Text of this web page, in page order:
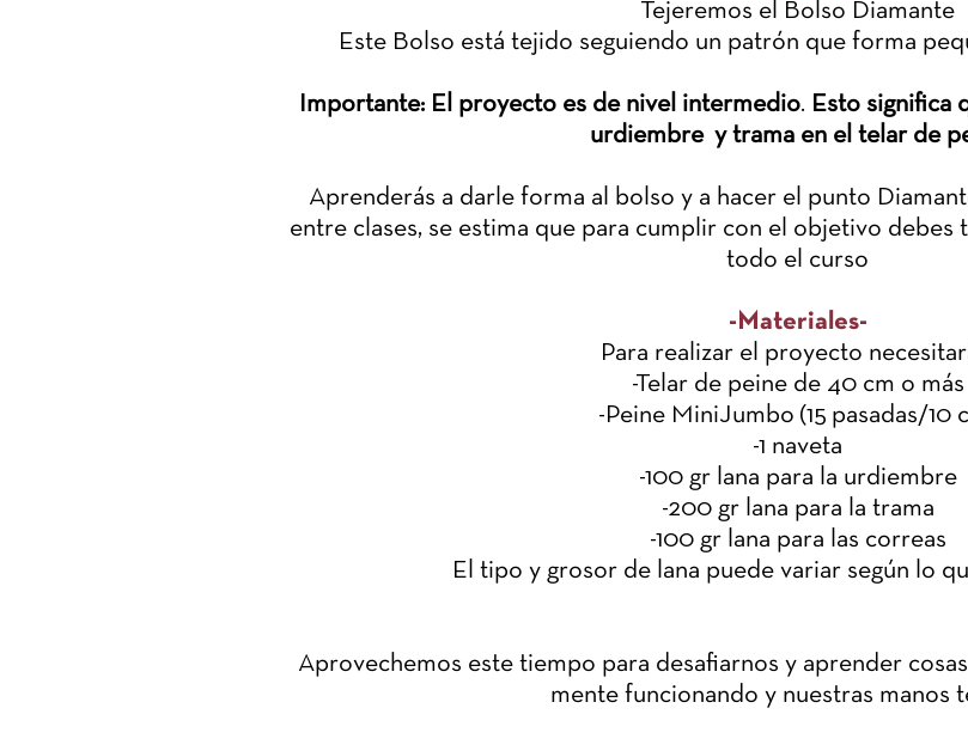
Tejeremos el Bolso Diamante
Este Bolso está tejido seguiendo un patrón que forma
Importante: El proyecto es de nivel intermedio. Esto significa
urdiembre y trama en el telar de
Aprenderás a darle forma al bolso y a hacer el punto
entre clases, se estima que para cumplir con el objetivo
todo el curso
-Materiales-
Para realizar el proyecto
-Telar de peine de 40 cm o más
-Peine MiniJumbo (15 pasadas/10
-1 naveta
-100 gr lana para la urdiembre
-200 gr lana para la trama
-100 gr lana para las correas
El tipo y grosor de lana puede variar según lo
Aprovechemos este tiempo para desafiarnos y aprender
mente funcionando y nuestras manos